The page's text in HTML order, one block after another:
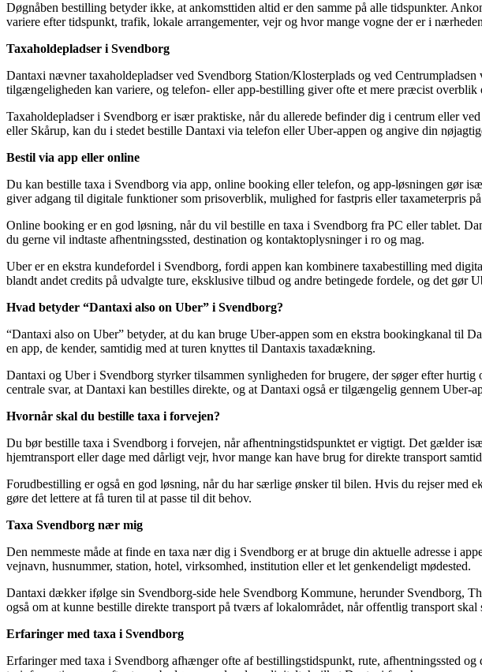
Døgnåben bestilling betyder ikke, at ankomsttiden altid er den samme på alle tidspunkter.
variere efter tidspunkt, trafik, lokale arrangementer, vejr og hvor mange vogne der er i
Taxaholdepladser i Svendborg
Dantaxi nævner taxaholdepladser ved Svendborg Station/Klosterplads og ved
tilgængeligheden kan variere, og telefon- eller app-bestilling giver ofte et mere præcist overblik
Taxaholdepladser i Svendborg er især praktiske, når du allerede befinder dig i centrum eller
eller Skårup, kan du i stedet bestille Dantaxi via telefon eller Uber-appen og angive din
Bestil via app eller online
Du kan bestille taxa i Svendborg via app, online booking eller telefon, og app-løsningen gør
giver adgang til digitale funktioner som prisoverblik, mulighed for fastpris eller taxameterpris
Online booking er en god løsning, når du vil bestille en taxa i Svendborg fra PC eller tablet.
du gerne vil indtaste afhentningssted, destination og kontaktoplysninger i ro og mag.
Uber er en ekstra kundefordel i Svendborg, fordi appen kan kombinere taxabestilling med
blandt andet credits på udvalgte ture, eksklusive tilbud og andre betingede fordele, og det gør
Hvad betyder “Dantaxi also on Uber” i Svendborg?
“Dantaxi also on Uber” betyder, at du kan bruge Uber-appen som en ekstra bookingkanal til
en app, de kender, samtidig med at turen knyttes til Dantaxis taxadækning.
Dantaxi og Uber i Svendborg styrker tilsammen synligheden for brugere, der søger efter
centrale svar, at Dantaxi kan bestilles direkte, og at Dantaxi også er tilgængelig gennem Uber-
Hvornår skal du bestille taxa i forvejen?
Du bør bestille taxa i Svendborg i forvejen, når afhentningstidspunktet er vigtigt. Det gælder
hjemtransport eller dage med dårligt vejr, hvor mange kan have brug for direkte transport
Forudbestilling er også en god løsning, når du har særlige ønsker til bilen. Hvis du rejser med
gøre det lettere at få turen til at passe til dit behov.
Taxa Svendborg nær mig
Den nemmeste måde at finde en taxa nær dig i Svendborg er at bruge din aktuelle adresse i
vejnavn, husnummer, station, hotel, virksomhed, institution eller et let genkendeligt mødested.
Dantaxi dækker ifølge sin Svendborg-side hele Svendborg Kommune, herunder Svendborg,
også om at kunne bestille direkte transport på tværs af lokalområdet, når offentlig transport
Erfaringer med taxa i Svendborg
Erfaringer med taxa i Svendborg afhænger ofte af bestillingstidspunkt, rute, afhentningssted